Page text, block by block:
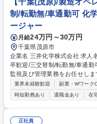
職種 PA【東京/製品安全担当(
ス
【千葉(茂原)/製造オペ
制/転勤無/車通勤可 化
ージャー
月給24万円～30万円
千葉県茂原市
企業名 三井化学株式会社 求人名 【千葉(茂原)/製造オペレーター】第二新
卒歓迎/三交替制/転勤無/車通勤可 仕事の内容 化学プラントの運転、
監視及び管理業務をお任せし
といった業務もご対応頂くケ
先輩に教わりながら進めていける環境です。 【働
による遠隔監視)は室内で空調
根や壁があるため、直射日光
較しても、横の交流が多い職
業界未経験歓迎 副業・Wワーク
時短勤務あり
退職金あり 在
正社員